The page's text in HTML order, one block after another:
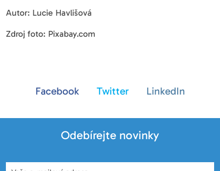
Autor: Lucie Havlišová
Zdroj foto: Pixabay.com
Facebook Twitter LinkedIn
Odebírejte novinky